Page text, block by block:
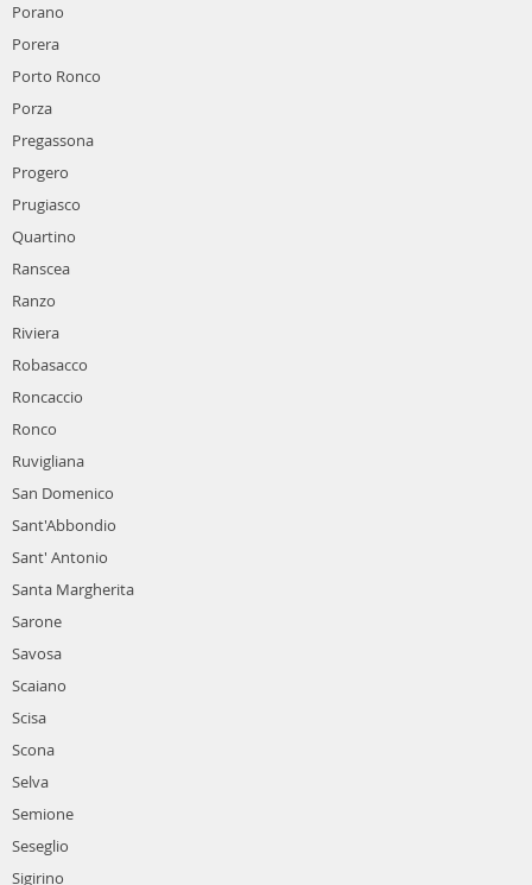
Porano
Porera
Porto Ronco
Porza
Pregassona
Progero
Prugiasco
Quartino
Ranscea
Ranzo
Riviera
Robasacco
Roncaccio
Ronco
Ruvigliana
San Domenico
Sant'Abbondio
Sant' Antonio
Santa Margherita
Sarone
Savosa
Scaiano
Scisa
Scona
Selva
Semione
Seseglio
Sigirino